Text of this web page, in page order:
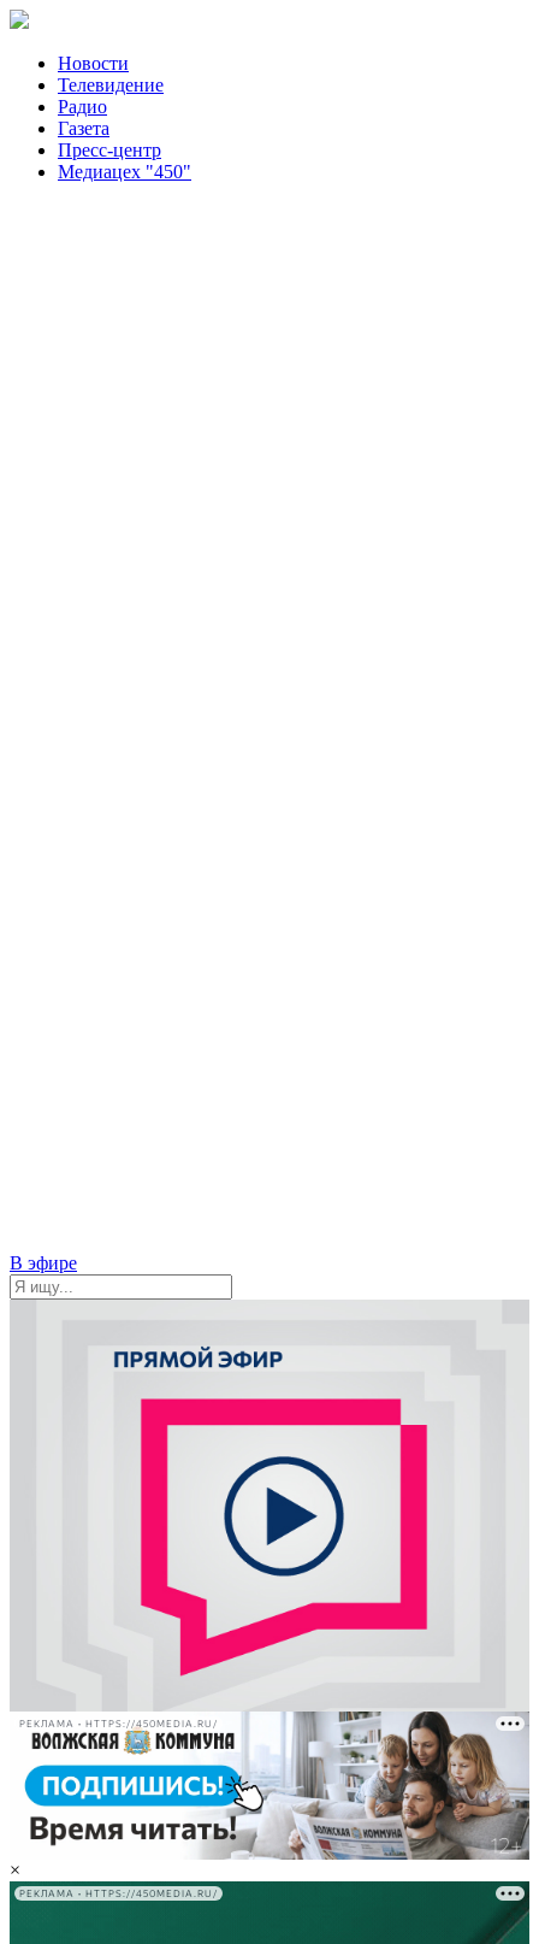
Новости
Телевидение
Радио
Газета
Пресс-центр
Медиацех "450"
В эфире
РЕКЛАМА • HTTPS://450MEDIA.RU/
×
РЕКЛАМА • HTTPS://450MEDIA.RU/